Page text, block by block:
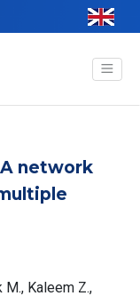
network
M., Kaleem Z.,